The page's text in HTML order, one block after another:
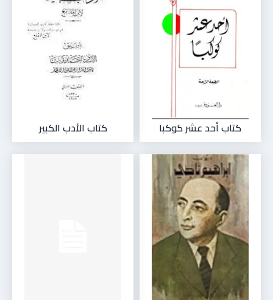
كتاب أحد عشر كوكبا كتاب اﻷدب الكبير